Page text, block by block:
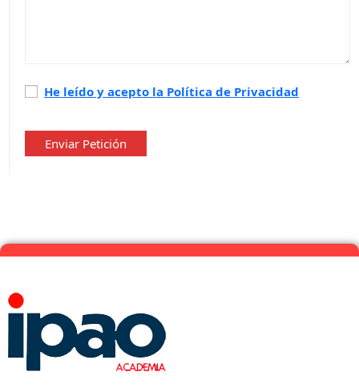
Política
privacidad*
He leído y acepto la Política de Privacidad
Enviar Petición